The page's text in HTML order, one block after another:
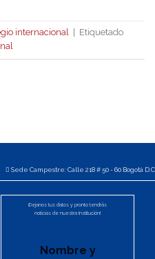
internacional
Etiquetado
Sede Campestre: Calle 218 # 50 - 60 Bogotá D.C
¡Dejanos tus datos y pronto tendrás
noticias de nuestra Institución!
Nombre y